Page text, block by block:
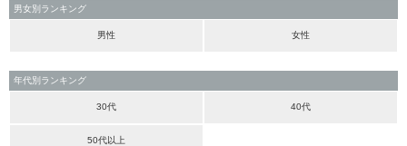
男女別ランキング
男性 女性
年代別ランキング
30代 40代
50代以上